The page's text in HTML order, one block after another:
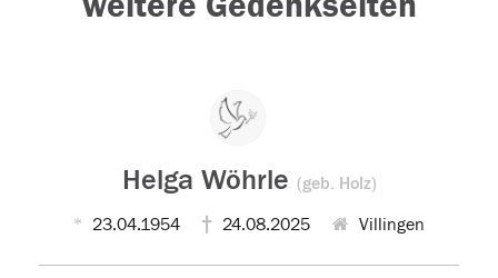
Helga Wöhrle (geb. Holz)
23.04.1954 24.08.2025 Villingen